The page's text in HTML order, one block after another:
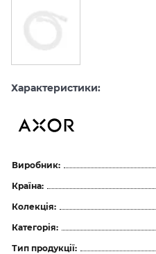
Характеристики:
Виробник:
Країна:
Колекція:
Категорія:
Тип продукції: